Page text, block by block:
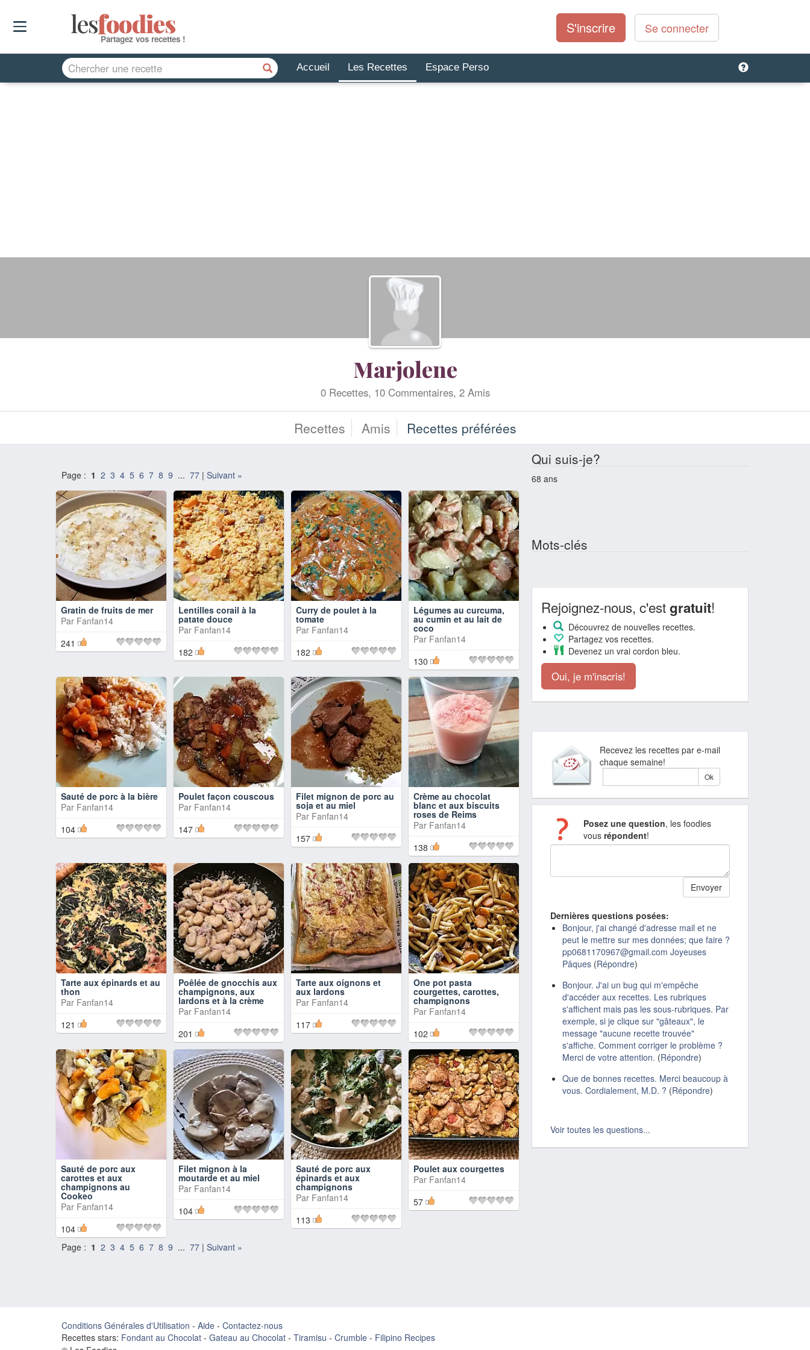
lesfoodies
Partagez vos recettes !
S'inscrire Se connecter
Accueil Les Recettes Espace Perso
Marjolene
0 Recettes, 10 Commentaires, 2 Amis
Recettes Amis Recettes préférées
Page : 1 2 3 4 5 6 7 8 9 ... 77 | Suivant »
Gratin de fruits de mer
Par Fanfan14
241
Lentilles corail à la
patate douce
Par Fanfan14
182
Curry de poulet à la
tomate
Par Fanfan14
182
Légumes au curcuma,
au cumin et au lait de
coco
Par Fanfan14
130
Sauté de porc à la bière
Par Fanfan14
104
Poulet façon couscous
Par Fanfan14
147
Filet mignon de porc au
soja et au miel
Par Fanfan14
157
Crème au chocolat
blanc et aux biscuits
roses de Reims
Par Fanfan14
138
Tarte aux épinards et au
thon
Par Fanfan14
121
Poêlée de gnocchis aux
champignons, aux
lardons et à la crème
Par Fanfan14
201
Tarte aux oignons et
aux lardons
Par Fanfan14
117
One pot pasta
courgettes, carottes,
champignons
Par Fanfan14
102
Sauté de porc aux
carottes et aux
champignons au
Cookeo
Par Fanfan14
104
Filet mignon à la
moutarde et au miel
Par Fanfan14
104
Sauté de porc aux
épinards et aux
champignons
Par Fanfan14
113
Poulet aux courgettes
Par Fanfan14
57
Page : 1 2 3 4 5 6 7 8 9 ... 77 | Suivant »
Qui suis-je?
68 ans
Mots-clés
Rejoignez-nous, c'estgratuit!
Découvrez de nouvelles recettes.
Partagez vos recettes.
Devenez un vrai cordon bleu.
Oui, je m'inscris!
Recevez les recettes par e-mail
chaque semaine!
Posez une question, les foodies
vous répondent!
Dernières questions posées:
Bonjour, j'ai changé d'adresse mail et ne
peut le mettre sur mes données; que faire ?
pp0681170967@gmail.com Joyeuses
Pâques (Répondre)
Bonjour. J'ai un bug qui m'empêche
d'accéder aux recettes. Les rubriques
s'affichent mais pas les sous-rubriques. Par
exemple, si je clique sur "gâteaux", le
message "aucune recette trouvée"
s'affiche. Comment corriger le problème ?
Merci de votre attention. (Répondre)
Que de bonnes recettes. Merci beaucoup à
vous. Cordialement, M.D. ? (Répondre)
Voir toutes les questions...
Conditions Générales d'Utilisation - Aide - Contactez-nous
Recettes stars: Fondant au Chocolat - Gateau au Chocolat - Tiramisu - Crumble - Filipino Recipes